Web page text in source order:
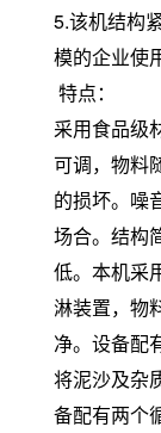
5.该机结构
模的企业使
特点：
采用食品级
可调，物料
的损坏。噪
场合。结构
低。 本机采
淋装置，物
净。设备配
将泥沙及杂
备配有两个